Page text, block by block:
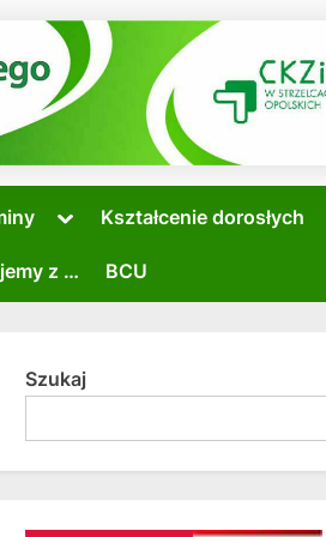
sub-
ToggleKształcenie dorosłych
z … BCU
Szukaj